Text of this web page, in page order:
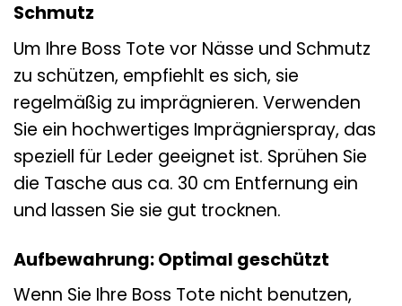
Schmutz
Um Ihre Boss Tote vor Nässe und Schmutz
zu schützen, empfiehlt es sich, sie
regelmäßig zu imprägnieren. Verwenden
Sie ein hochwertiges Imprägnierspray, das
speziell für Leder geeignet ist. Sprühen Sie
die Tasche aus ca. 30 cm Entfernung ein
und lassen Sie sie gut trocknen.
Aufbewahrung: Optimal geschützt
Wenn Sie Ihre Boss Tote nicht benutzen,